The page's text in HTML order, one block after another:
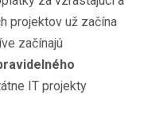
projektov už začína
začínajú
IT projekty